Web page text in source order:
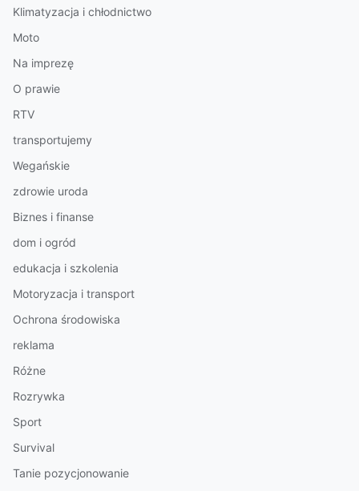
Klimatyzacja i chłodnictwo
Moto
Na imprezę
O prawie
RTV
transportujemy
Wegańskie
zdrowie uroda
Biznes i finanse
dom i ogród
edukacja i szkolenia
Motoryzacja i transport
Ochrona środowiska
reklama
Różne
Rozrywka
Sport
Survival
Tanie pozycjonowanie